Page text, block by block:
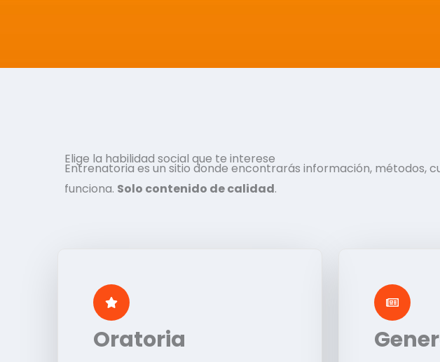
Elige la habilidad social que te interese
Entrenatoria es un sitio donde encontrarás información, métodos,
funciona. Solo contenido de calidad.
Oratoria